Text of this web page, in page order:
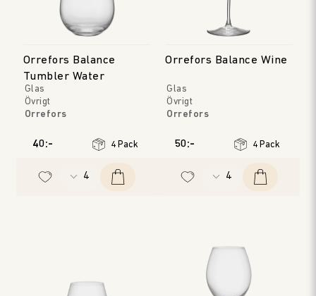
Orrefors Balance
Tumbler Water
Glas
Övrigt
Orrefors
40:- 4 Pack
Orrefors Balance Wine
Glas
Övrigt
Orrefors
50:- 4 Pack